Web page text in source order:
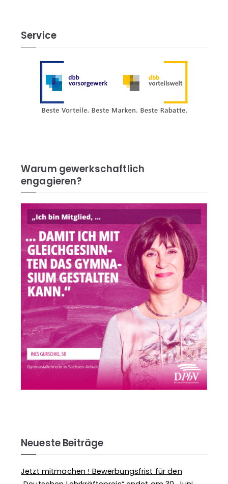
Service
Warum gewerkschaftlich
engagieren?
Neueste Beiträge
Jetzt mitmachen ! Bewerbungsfrist für den